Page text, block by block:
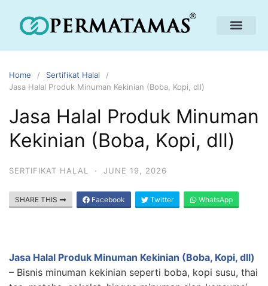
Home
Sertifikat Halal
Jasa Halal Produk Minuman Kekinian (Boba, Kopi, dll)
Jasa Halal Produk Minuman
Kekinian (Boba, Kopi, dll)
SERTIFIKAT HALAL · JUNE 19, 2026
SHARE THIS Facebook Twitter WhatsApp
Jasa Halal Produk Minuman Kekinian (Boba, Kopi, dll)
– Bisnis minuman kekinian seperti boba, kopi susu, thai